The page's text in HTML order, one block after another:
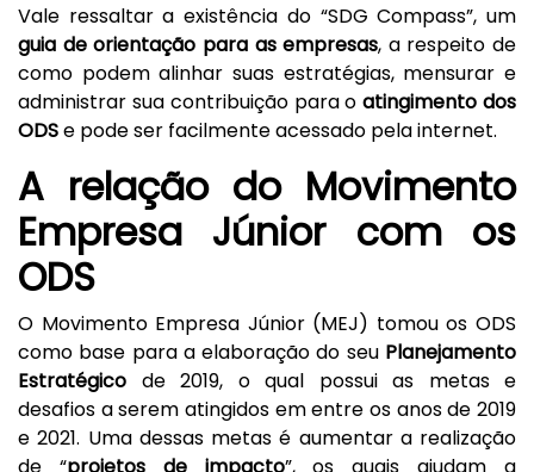
Vale ressaltar a existência do “SDG Compass”, um
guia de orientação para as empresas, a respeito de
como podem alinhar suas estratégias, mensurar e
administrar sua contribuição para oatingimento dos
ODSe pode ser facilmente acessado pela internet.
A relação do Movimento
Empresa Júnior com os
ODS
O Movimento Empresa Júnior (MEJ) tomou os ODS
como base para a elaboração do seuPlanejamento
Estratégico de 2019, o qual possui as metas e
desafios a serem atingidos em entre os anos de 2019
e 2021. Uma dessas metas é aumentar a realização
de “projetos de impacto”, os quais ajudam a